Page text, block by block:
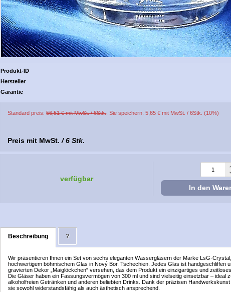
Produkt-ID
Hersteller
Garantie
Standard preis:56,51 € mit MwSt. / 6Stk., Sie speichern: 5,65 € mit MwSt. / 6Stk. (10%)
Preis mit MwSt. / 6 Stk.
verfügbar
In den
Beschreibung ?
Wir präsentieren Ihnen ein Set von sechs eleganten Wassergläsern der Marke LsG-
hochwertigem böhmischem Glas in Nový Bor, Tschechien. Jedes Glas ist handgeschliffen
gravierten Dekor „Maiglöckchen“ versehen, das dem Produkt ein einzigartiges und
Die Gläser haben ein Fassungsvermögen von 300 ml und sind vielseitig einsetzbar – ideal
alkoholfreien Getränken und anderen beliebten Drinks. Dank der präzisen
sie sowohl widerstandsfähig als auch ästhetisch ansprechend.